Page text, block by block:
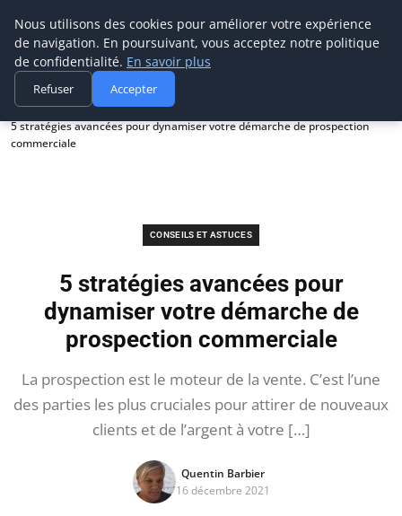
Prospection Pro
Accueil
Conseils et astuces
5 stratégies avancées pour dynamiser votre démarche de prospection
commerciale
CONSEILS ET ASTUCES
5 stratégies avancées pour
dynamiser votre démarche de
prospection commerciale
La prospection est le moteur de la vente. C’est l’une
des parties les plus cruciales pour attirer de nouveaux
clients et de l’argent à votre […]
Quentin Barbier
16 décembre 2021
Nous utilisons des cookies pour améliorer votre expérience
de navigation. En poursuivant, vous acceptez notre politique
de confidentialité. En savoir plus
Refuser Accepter